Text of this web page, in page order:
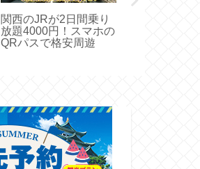
関西のJRが2日間乗り
放題4000円！スマホの
QRパスで格安周遊